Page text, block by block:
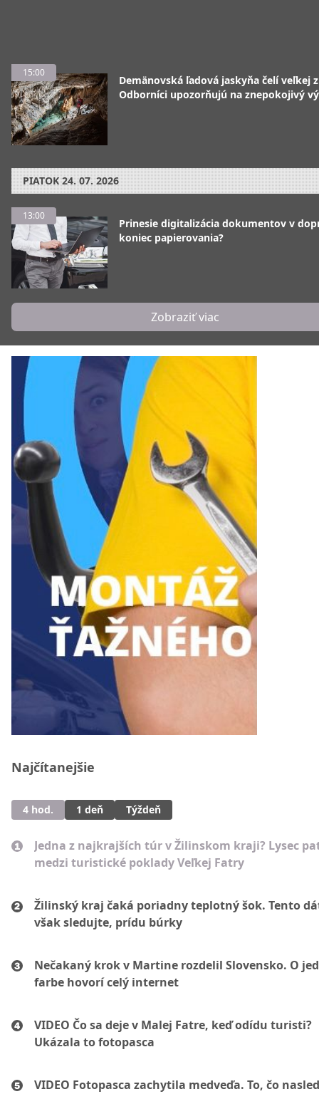
15:00
Demänovská ľadová jaskyňa čelí veľkej
Odborníci upozorňujú na znepokojivý
PIATOK 24. 07. 2026
13:00
Prinesie digitalizácia dokumentov v
koniec papierovania?
Zobraziť viac
Najčítanejšie
4 hod. 1 deň Týždeň
Jedna z najkrajších túr v Žilinskom kraji? Lysec
medzi turistické poklady Veľkej Fatry
Žilinský kraj čaká poriadny teplotný šok. Tento
však sledujte, prídu búrky
Nečakaný krok v Martine rozdelil Slovensko. O
farbe hovorí celý internet
VIDEO Čo sa deje v Malej Fatre, keď odídu turisti?
Ukázala to fotopasca
VIDEO Fotopasca zachytila medveďa. To, čo